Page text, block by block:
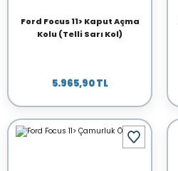
Ford Focus 11> Kaput Açma
Kolu (Telli Sarı Kol)
5.965,90 TL